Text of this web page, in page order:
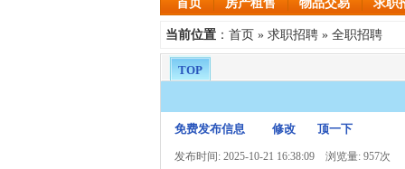
首页 房产租售 物品交易 求职
当前位置 ： 首页 » 求职招聘 » 全职招聘
TOP
免费发布信息 修改 顶一下
发布时间: 2025-10-21 16:38:09 浏览量: 957次